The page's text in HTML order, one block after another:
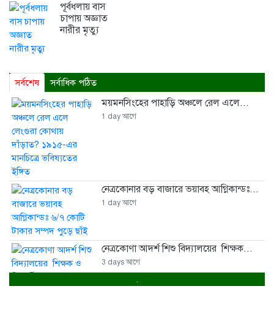
পূর্বধলায় বাস
চাপায় অজ্ঞাত
নারীর মৃত্যু
সর্বশেষ সর্বাধিক পঠিত
ময়মনসিংহের পাহাড়ি অঞ্চলে রেল এলে...
1 day আগে
নেত্রকোনার বড় বাজারে ভয়াবহ আগ্নিকান্ডঃ...
1 day আগে
নেত্রকোণা আদর্শ শিশু বিদ্যালয়ের শিক্ষক...
3 days আগে
.